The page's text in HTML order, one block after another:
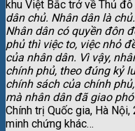
khu Việt Bắc trở về Thủ đô
dân chủ. Nhân dân là
Nhân dân có quyền đôn
phủ thì việc to, việc nhỏ
của nhân dân. Vì vậy,
chính phủ, theo đúng kỷ
chính sách của chính
mà nhân dân đã giao phó
Chính trị Quốc gia, Hà
minh chứng khác…